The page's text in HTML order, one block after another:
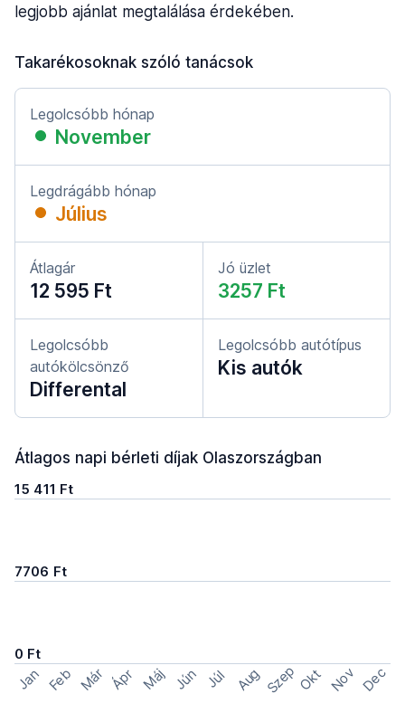
legjobb ajánlat megtalálása érdekében.
Takarékosoknak szóló tanácsok
Legolcsóbb hónap
November
Legdrágább hónap
Július
Átlagár
12 595 Ft
Jó üzlet
3257 Ft
Legolcsóbb
autókölcsönző
Differental
Legolcsóbb autótípus
Kis autók
Átlagos napi bérleti díjak Olaszországban
15 411 Ft
7706 Ft
0 Ft
Jan Feb Már Ápr Máj Jún Júl Aug Szep Okt Nov Dec